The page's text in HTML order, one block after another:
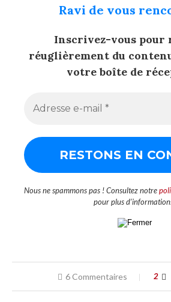
Ravi de vous
Inscrivez-vous pour
réuglièrement du
votre boîte de
Nous ne spammons pas ! Consultez notre
pour plus
6 Commentaires 2